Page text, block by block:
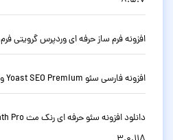
افزونه فرم ساز حرفه ای وردپرس گرویتی فرم Gravity Forms نسخه 3.0.1
افزونه فارسی سئو Yoast SEO Premium وردپرس نسخه حرفه ای 28.2